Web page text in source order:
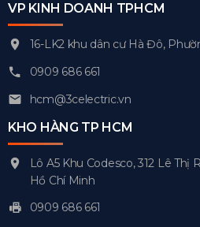
VP KINH DOANH TPHCM
16-LK2 khu dân cư Hà Đô,
0909 686 661
hcm@3celectric.vn
KHO HÀNG TP HCM
Lô A5 Khu Codesco, 312 Lê Thị
Hồ Chí Minh
0909 686 661